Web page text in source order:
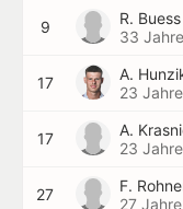
9
R. Buess
33 Jahre
17
A.
23 Jahre
17
A.
23 Jahre
27
F.
27 Jahre